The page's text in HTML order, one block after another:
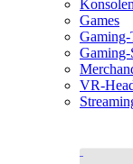
Konsolen
Games
Gaming-
Gaming-
VR-